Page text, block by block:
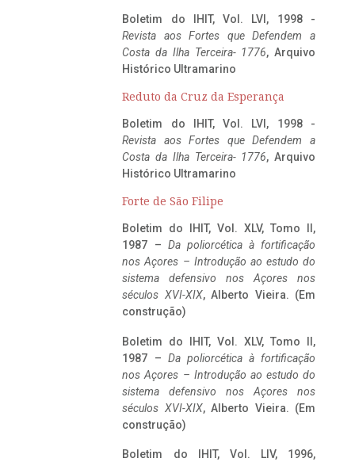
Boletim do IHIT, Vol. LVI, 1998 -
Revista aos Fortes que Defendem a
Costa da Ilha Terceira- 1776, Arquivo
Histórico Ultramarino
Reduto da Cruz da Esperança
Boletim do IHIT, Vol. LVI, 1998 -
Revista aos Fortes que Defendem a
Costa da Ilha Terceira- 1776, Arquivo
Histórico Ultramarino
Forte de São Filipe
Boletim do IHIT, Vol. XLV, Tomo II,
1987 – Da poliorcética à fortificação
nos Açores – Introdução ao estudo do
sistema defensivo nos Açores nos
séculos XVI-XIX, Alberto Vieira. (Em
construção)
Boletim do IHIT, Vol. XLV, Tomo II,
1987 – Da poliorcética à fortificação
nos Açores – Introdução ao estudo do
sistema defensivo nos Açores nos
séculos XVI-XIX, Alberto Vieira. (Em
construção)
Boletim do IHIT, Vol. LIV, 1996,